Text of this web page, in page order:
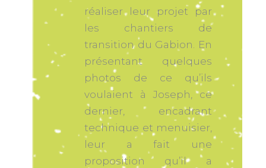
réaliser leur projet par
les chantiers de
transition du Gabion. En
présentant quelques
photos de ce qu’ils
voulaient à Joseph, ce
dernier, encadrant
technique et menuisier,
leur a fait une
proposition qu’il a